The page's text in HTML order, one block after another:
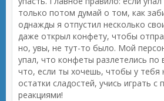
только потом думай о том, как
однажды я отпустил несколько
даже открыл конфету, чтобы
но, увы, не тут-то было. Мой
упал, что конфеты разлетелись по
что, если ты хочешь, чтобы у тебя
остатки сладостей, учись играть
реакциями!